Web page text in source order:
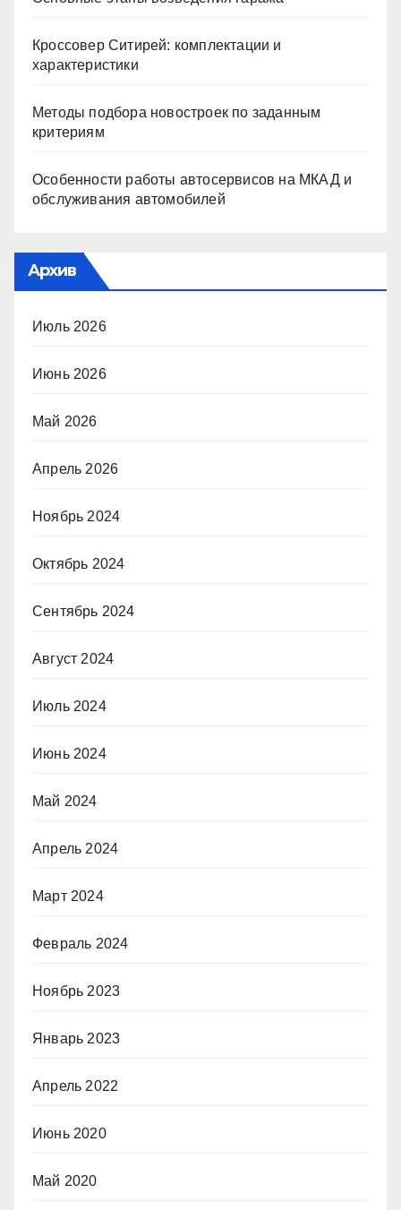
Кроссовер Ситирей: комплектации и
характеристики
Методы подбора новостроек по заданным
критериям
Особенности работы автосервисов на МКАД и
обслуживания автомобилей
Архив
Июль 2026
Июнь 2026
Май 2026
Апрель 2026
Ноябрь 2024
Октябрь 2024
Сентябрь 2024
Август 2024
Июль 2024
Июнь 2024
Май 2024
Апрель 2024
Март 2024
Февраль 2024
Ноябрь 2023
Январь 2023
Апрель 2022
Июнь 2020
Май 2020